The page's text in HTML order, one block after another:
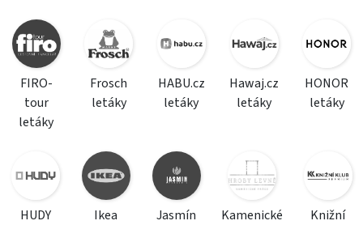
FIRO-
tour
letáky
Frosch
letáky
HABU.cz
letáky
Hawaj.cz
letáky
HONOR
letáky
HUDY
Ikea
Jasmín
Kamenické
Knižní